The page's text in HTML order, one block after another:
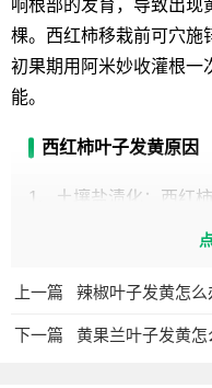
响根部的发育，导致出现
棵。西红柿移栽前可穴施
初果期用阿米妙收灌根一
能。
西红柿叶子发黄原因
1、土壤盐渍化：西红
时，会造成西红柿生长营
镁，会导致叶片黄化。过
成黄叶。
上一篇 辣椒叶子发黄怎么
下一篇 黄果兰叶子发黄怎